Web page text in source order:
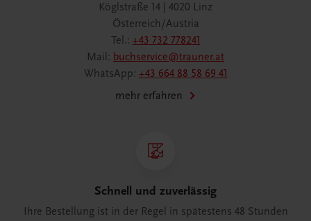
Köglstraße 14 | 4020 Linz
Österreich/Austria
Tel.: +43 732 778241
Mail: buchservice@trauner.at
WhatsApp: +43 664 88 58 69 41
mehr erfahren
Schnell und zuverlässig
Ihre Bestellung ist in der Regel in spätestens 48 Stunden